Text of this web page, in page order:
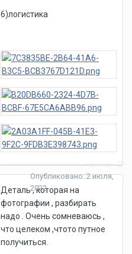
6)логистика
Жалоба
Опубликовано:2 июля,
2022
Деталь , которая на
фотографии , разбирать
надо . Очень сомневаюсь ,
что целеком ,чтото путное
получиться.